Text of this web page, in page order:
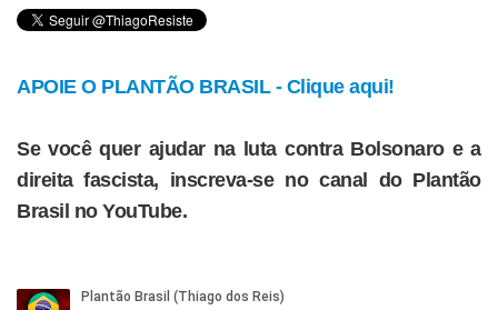
APOIE O PLANTÃO BRASIL - Clique aqui!
Se você quer ajudar na luta contra Bolsonaro e a
direita fascista, inscreva-se no canal do Plantão
Brasil no YouTube.